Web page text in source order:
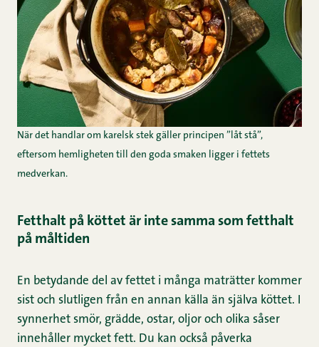
När det handlar om karelsk stek gäller principen ”låt stå”,
eftersom hemligheten till den goda smaken ligger i fettets
medverkan.
Fetthalt på köttet är inte samma som fetthalt
på måltiden
En betydande del av fettet i många maträtter kommer
sist och slutligen från en annan källa än själva köttet. I
synnerhet smör, grädde, ostar, oljor och olika såser
innehåller mycket fett. Du kan också påverka